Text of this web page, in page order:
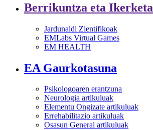
Berrikuntza eta Ikerketa
Jardunaldi Zientifikoak
EMLabs Virtual Games
EM HEALTH
EA Gaurkotasuna
Psikologoaren erantzuna
Neurologia artikuluak
Elementu Ongizate artikuluak
Errehabilitazio artikuluak
Osasun General artikuluak